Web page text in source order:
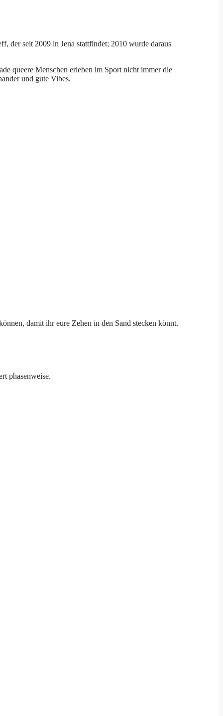
der seit 2009 in Jena stattfindet; 2010 wurde daraus
queere Menschen erleben im Sport nicht immer die
und gute Vibes.
damit ihr eure Zehen in den Sand stecken könnt.
phasenweise.